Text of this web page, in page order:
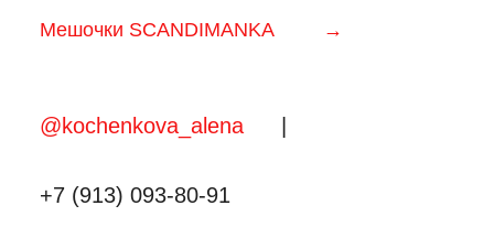
Мешочки SCANDIMANKA →
@kochenkova_alena |
+7 (913) 093-80-91